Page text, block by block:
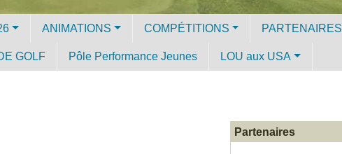
2026 ANIMATIONS COMPÉTITIONS PARTENAIRES
GOLF Pôle Performance Jeunes LOU aux USA
Partenaires